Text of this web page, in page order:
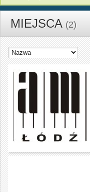
MIEJSCA (2)